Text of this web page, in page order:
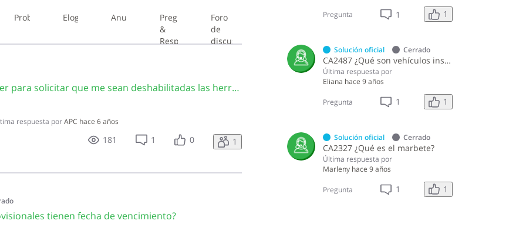
Problemas Elogios Anuncios
Preguntas
&
Respuestas
Foro
de
discusion
normas
CA4485 ¿Qué debo hacer para solicitar que me sean deshabilitadas las herramientas de endoso, asignación de placas provisionales y emisión de primera placa?
respuesta porAPC hace 6 años
181 1 0 1
tienen fecha de vencimiento?
Pregunta 1 1
Solución oficial Cerrado
CA2487 ¿Qué son vehículos inservibles?
Última respuesta por
Eliana hace 9 años
Pregunta 1 1
Solución oficial Cerrado
CA2327 ¿Qué es el marbete?
Última respuesta por
Marleny hace 9 años
Pregunta 1 1